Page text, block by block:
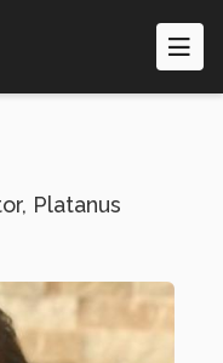
Platanus